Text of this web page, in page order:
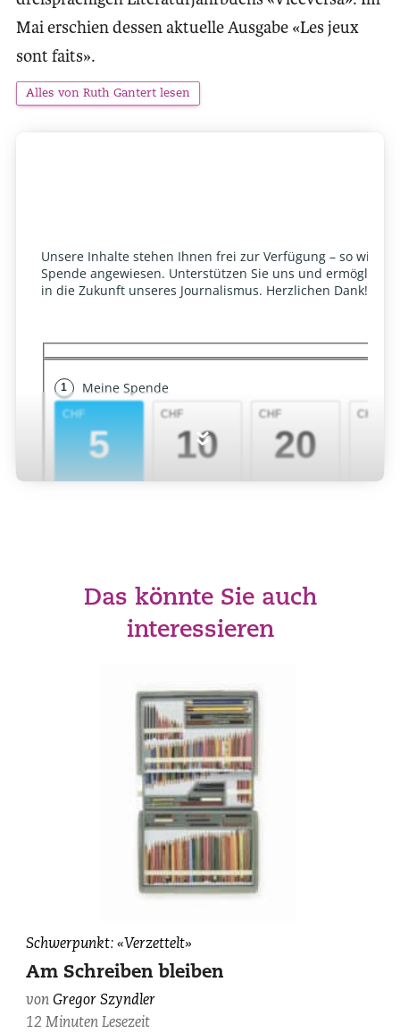
Mai erschien dessen aktuelle Ausgabe «Les jeux
sont faits».
Alles von Ruth Gantert lesen
»
Das könnte Sie auch
interessieren
In
und
Glied:
Stifte
Schwerpunkt: «Verzettelt»
Am Schreiben bleiben
vonGregor Szyndler
12 Minuten Lesezeit